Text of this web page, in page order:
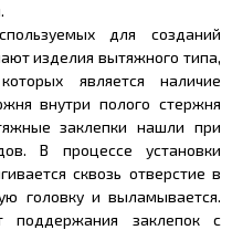
для созданий
изделия вытяжного типа,
является наличие
внутри полого стержня
заклепки нашли при
В процессе установки
сквозь отверстие в
головку и выламывается.
поддержания заклепок с